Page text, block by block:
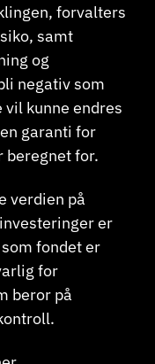
forvalters
samt
og
negativ som
kunne endres
garanti for
beregnet for.
verdien på
er
fondet er
for
beror på